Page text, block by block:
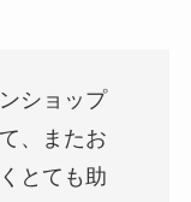
ショップ
、またお
とても助